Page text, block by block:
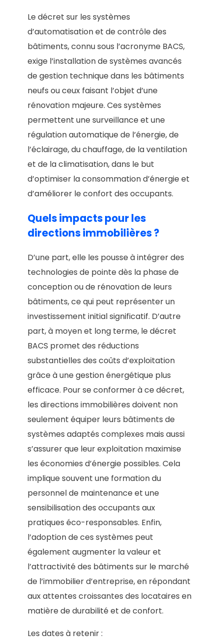
Le décret sur les systèmes
d’automatisation et de contrôle des
bâtiments, connu sous l’acronyme BACS,
exige l’installation de systèmes avancés
de gestion technique dans les bâtiments
neufs ou ceux faisant l’objet d’une
rénovation majeure. Ces systèmes
permettent une surveillance et une
régulation automatique de l’énergie, de
l’éclairage, du chauffage, de la ventilation
et de la climatisation, dans le but
d’optimiser la consommation d’énergie et
d’améliorer le confort des occupants.
Quels impacts pour les
directions immobilières ?
D’une part, elle les pousse à intégrer des
technologies de pointe dès la phase de
conception ou de rénovation de leurs
bâtiments, ce qui peut représenter un
investissement initial significatif. D’autre
part, à moyen et long terme, le décret
BACS promet des réductions
substantielles des coûts d’exploitation
grâce à une gestion énergétique plus
efficace. Pour se conformer à ce décret,
les directions immobilières doivent non
seulement équiper leurs bâtiments de
systèmes adaptés complexes mais aussi
s’assurer que leur exploitation maximise
les économies d’énergie possibles. Cela
implique souvent une formation du
personnel de maintenance et une
sensibilisation des occupants aux
pratiques éco-responsables. Enfin,
l’adoption de ces systèmes peut
également augmenter la valeur et
l’attractivité des bâtiments sur le marché
de l’immobilier d’entreprise, en répondant
aux attentes croissantes des locataires en
matière de durabilité et de confort.
Les dates à retenir :